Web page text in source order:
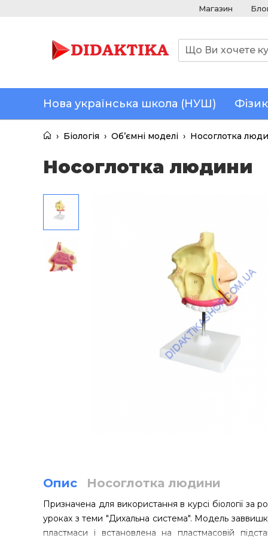
Магазин
Нова українська школа (НУШ)
› Біологія › Об’ємні моделі › Носоглотка
Носоглотка людини
Опис Носоглотка людини
Призначена для використання в курсі біології за
уроках з теми "Дихальна система". Модель
пластмаси і встановлена на пластмасовій